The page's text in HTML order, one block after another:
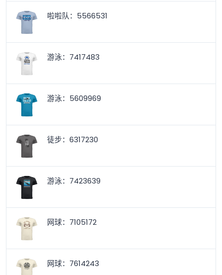
啦啦队：5566531
游泳：7417483
游泳：5609969
徒步：6317230
游泳：7423639
网球：7105172
网球：7614243